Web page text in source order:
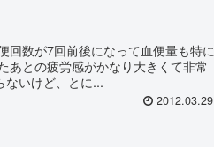
回数が7回前後になって血便量も特に
あとの疲労感がかなり大きくて非常
ないけど、とに...
2012.03.29